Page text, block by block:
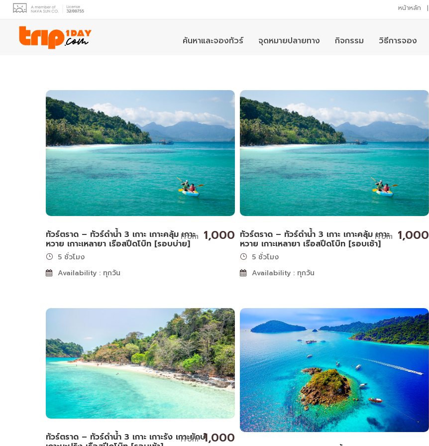
หน้าหลัก |
ค้นหาและจองทัวร์ จุดหมายปลายทาง กิจกรรม วิธีการจอง
ทัวร์ตราด – ทัวร์ดำน้ำ 3 เกาะ เกาะคลุ้ม เกาะ
หวาย เกาะเหลายา เรือสปีดโบ๊ท [รอบบ่าย]
From 1,000
5 ชั่วโมง
Availability : ทุกวัน
ทัวร์ตราด – ทัวร์ดำน้ำ 3 เกาะ เกาะคลุ้ม เกาะ
หวาย เกาะเหลายา เรือสปีดโบ๊ท [รอบเช้า]
From 1,000
5 ชั่วโมง
Availability : ทุกวัน
ทัวร์ตราด – ทัวร์ดำน้ำ 3 เกาะ เกาะรัง เกาะยักษ์
From 1,000